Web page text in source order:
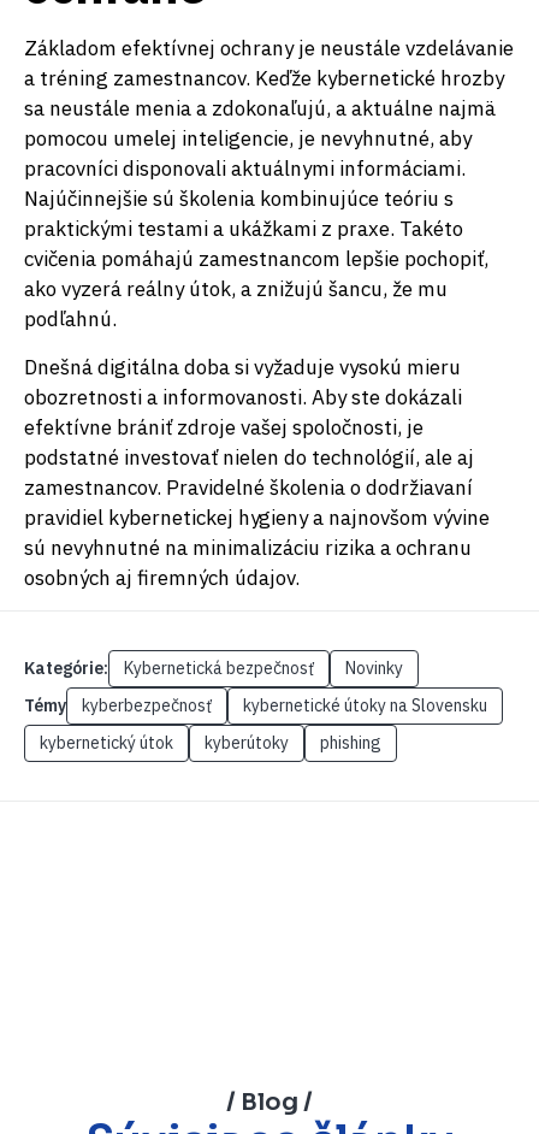
Základom efektívnej ochrany je neustále vzdelávanie
a tréning zamestnancov. Keďže kybernetické hrozby
sa neustále menia a zdokonaľujú, a aktuálne najmä
pomocou umelej inteligencie, je nevyhnutné, aby
pracovníci disponovali aktuálnymi informáciami.
Najúčinnejšie sú školenia kombinujúce teóriu s
praktickými testami a ukážkami z praxe. Takéto
cvičenia pomáhajú zamestnancom lepšie pochopiť,
ako vyzerá reálny útok, a znižujú šancu, že mu
podľahnú.
Dnešná digitálna doba si vyžaduje vysokú mieru
obozretnosti a informovanosti. Aby ste dokázali
efektívne brániť zdroje vašej spoločnosti, je
podstatné investovať nielen do technológií, ale aj
zamestnancov. Pravidelné školenia o dodržiavaní
pravidiel kybernetickej hygieny a najnovšom vývine
sú nevyhnutné na minimalizáciu rizika a ochranu
osobných aj firemných údajov.
Kategórie: Kybernetická bezpečnosť
Novinky
Témy
kyberbezpečnosť
kybernetické útoky na Slovensku
kybernetický útok
kyberútoky phishing
/ Blog /